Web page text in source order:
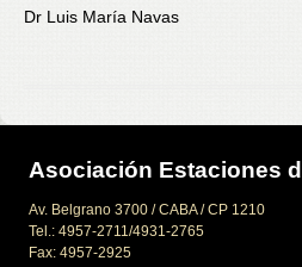
Dr Luis María Navas
Asociación Estaciones
Av. Belgrano 3700 / CABA / CP 1210
Tel.: 4957-2711/4931-2765
Fax: 4957-2925